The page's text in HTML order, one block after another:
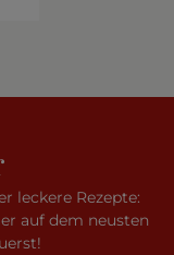
leckere Rezepte:
auf dem neusten